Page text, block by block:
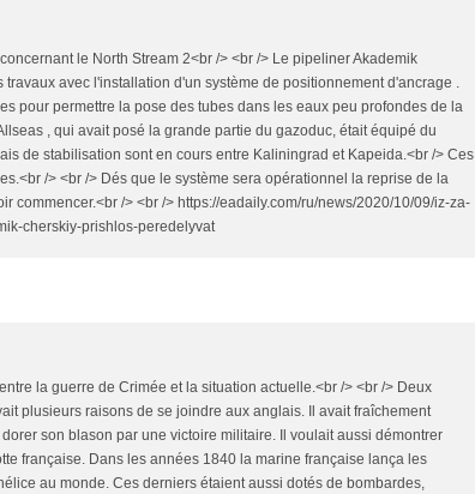
le North Stream 2<br /> <br /> Le pipeliner Akademik
travaux avec l'installation d'un système de positionnement d'ancrage .
pour permettre la pose des tubes dans les eaux peu profondes de la
, qui avait posé la grande partie du gazoduc, était équipé du
de stabilisation sont en cours entre Kaliningrad et Kapeida.<br /> Ces
/> <br /> Dés que le système sera opérationnel la reprise de la
commencer.<br /> <br /> https://eadaily.com/ru/news/2020/10/09/iz-za-
cherskiy-prishlos-peredelyvat
la guerre de Crimée et la situation actuelle.<br /> <br /> Deux
plusieurs raisons de se joindre aux anglais. Il avait fraîchement
son blason par une victoire militaire. Il voulait aussi démontrer
française. Dans les années 1840 la marine française lança les
au monde. Ces derniers étaient aussi dotés de bombardes,